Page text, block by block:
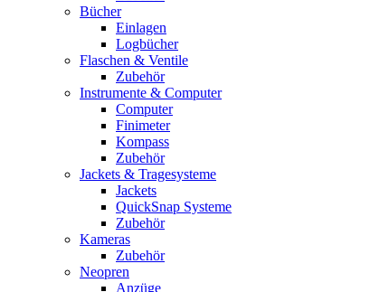
Bücher
Einlagen
Logbücher
Flaschen & Ventile
Zubehör
Instrumente & Computer
Computer
Finimeter
Kompass
Zubehör
Jackets & Tragesysteme
Jackets
QuickSnap Systeme
Zubehör
Kameras
Zubehör
Neopren
Anzüge